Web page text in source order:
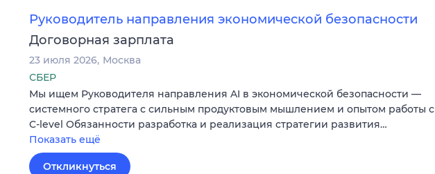
Руководитель направления экономической безопасности
Договорная зарплата
23 июля 2026 Москва
СБЕР
Мы ищем Руководителя направления AI в экономической безопасности —
системного стратега с сильным продуктовым мышлением и опытом работы с
C-level Обязанности разработка и реализация стратегии развития…
Показать ещё
Откликнуться